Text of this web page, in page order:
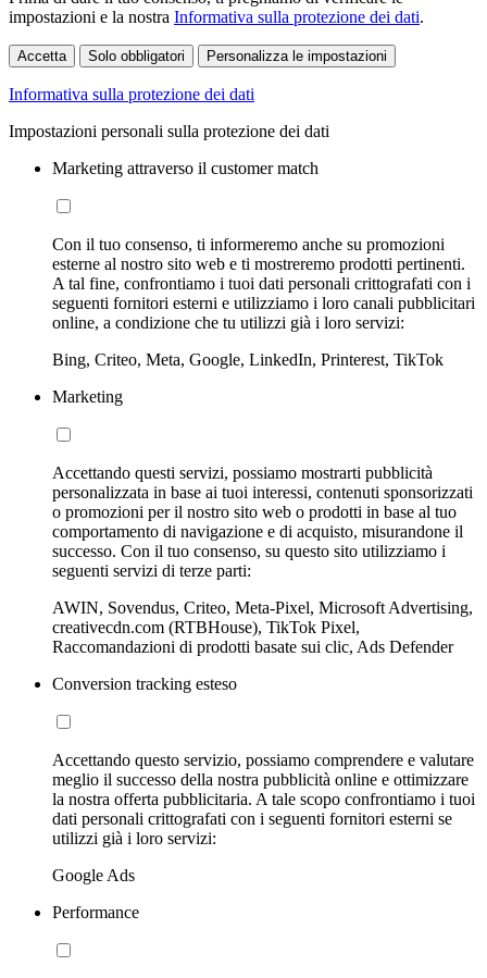
impostazioni e la nostra Informativa sulla protezione dei dati.
Accetta Solo obbligatori Personalizza le impostazioni
Informativa sulla protezione dei dati
Impostazioni personali sulla protezione dei dati
Marketing attraverso il customer match
Con il tuo consenso, ti informeremo anche su promozioni
esterne al nostro sito web e ti mostreremo prodotti pertinenti.
A tal fine, confrontiamo i tuoi dati personali crittografati con i
seguenti fornitori esterni e utilizziamo i loro canali pubblicitari
online, a condizione che tu utilizzi già i loro servizi:
Bing, Criteo, Meta, Google, LinkedIn, Printerest, TikTok
Marketing
Accettando questi servizi, possiamo mostrarti pubblicità
personalizzata in base ai tuoi interessi, contenuti sponsorizzati
o promozioni per il nostro sito web o prodotti in base al tuo
comportamento di navigazione e di acquisto, misurandone il
successo. Con il tuo consenso, su questo sito utilizziamo i
seguenti servizi di terze parti:
AWIN, Sovendus, Criteo, Meta-Pixel, Microsoft Advertising,
creativecdn.com (RTBHouse), TikTok Pixel,
Raccomandazioni di prodotti basate sui clic, Ads Defender
Conversion tracking esteso
Accettando questo servizio, possiamo comprendere e valutare
meglio il successo della nostra pubblicità online e ottimizzare
la nostra offerta pubblicitaria. A tale scopo confrontiamo i tuoi
dati personali crittografati con i seguenti fornitori esterni se
utilizzi già i loro servizi:
Google Ads
Performance